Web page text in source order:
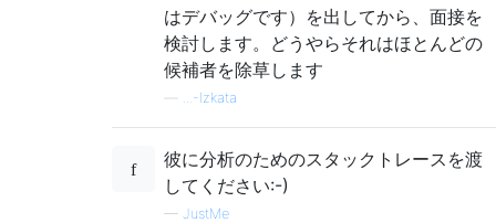
はデバッグです）を出してから、面接を
検討します。どうやらそれはほとんどの
候補者を除草します
...-Izkata
彼に分析のためのスタックトレースを渡
してください:-)
— JustMe